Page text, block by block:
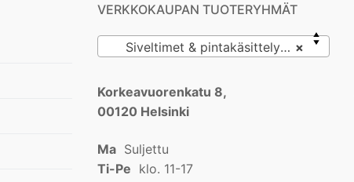
VERKKOKAUPAN TUOTERYHMÄT
×
Siveltimet & pintakäsittelyvälineet
Korkeavuorenkatu 8,
00120 Helsinki
Ma Suljettu
Ti-Pe klo. 11-17